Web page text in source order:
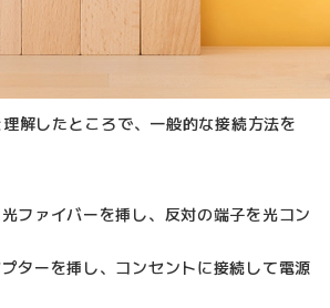
解したところで、一般的な接続方法を
ファイバーを挿し、反対の端子を光コン
ターを挿し、コンセントに接続して電源